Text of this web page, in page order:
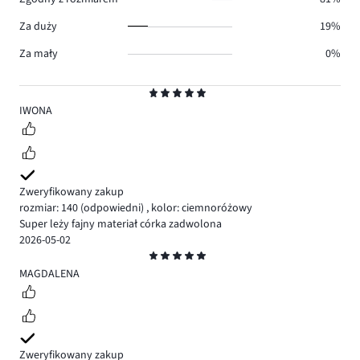
5
IWONA
Zweryfikowany zakup
rozmiar: 140 (odpowiedni) , kolor: ciemnoróżowy
Super leży fajny materiał córka zadwolona
2026-05-02
5
MAGDALENA
Zweryfikowany zakup
Za duży
19%
Za mały
0%